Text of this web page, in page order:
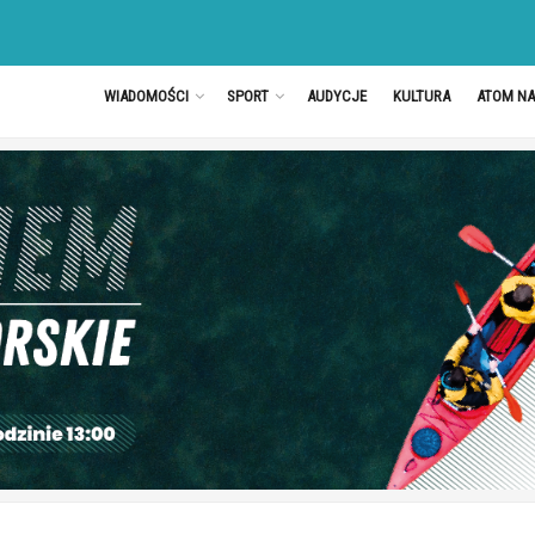
WIADOMOŚCI SPORT AUDYCJE KULTURA ATOM